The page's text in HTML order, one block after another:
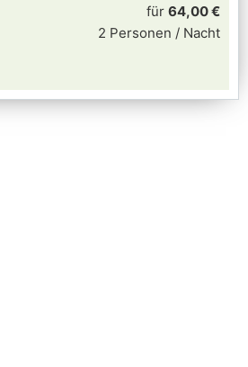
für 64,00 €
2 Personen / Nacht